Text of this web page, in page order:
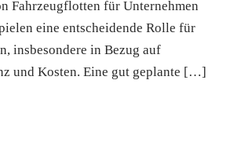
Fahrzeugflotten für Unternehmen
eine entscheidende Rolle für
insbesondere in Bezug auf
und Kosten. Eine gut geplante […]